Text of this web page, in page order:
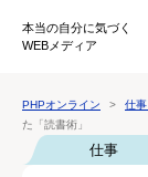
本当の自分に気づく
WEBメディア
PHPオンライン 仕事
た「読書術」
仕事